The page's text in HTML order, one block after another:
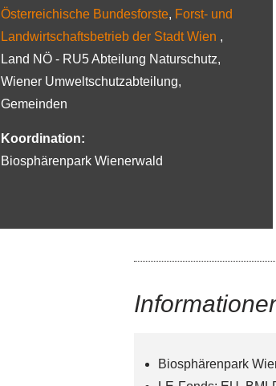
Österreichische Bundesforste, Forst- und
Landwirtschaftsbetrieb der Stadt Wien ,
Land NÖ - RU5 Abteilung Naturschutz,
Wiener Umweltschutzabteilung,
Gemeinden
Koordination:
Biosphärenpark Wienerwald
Biosphärenpark